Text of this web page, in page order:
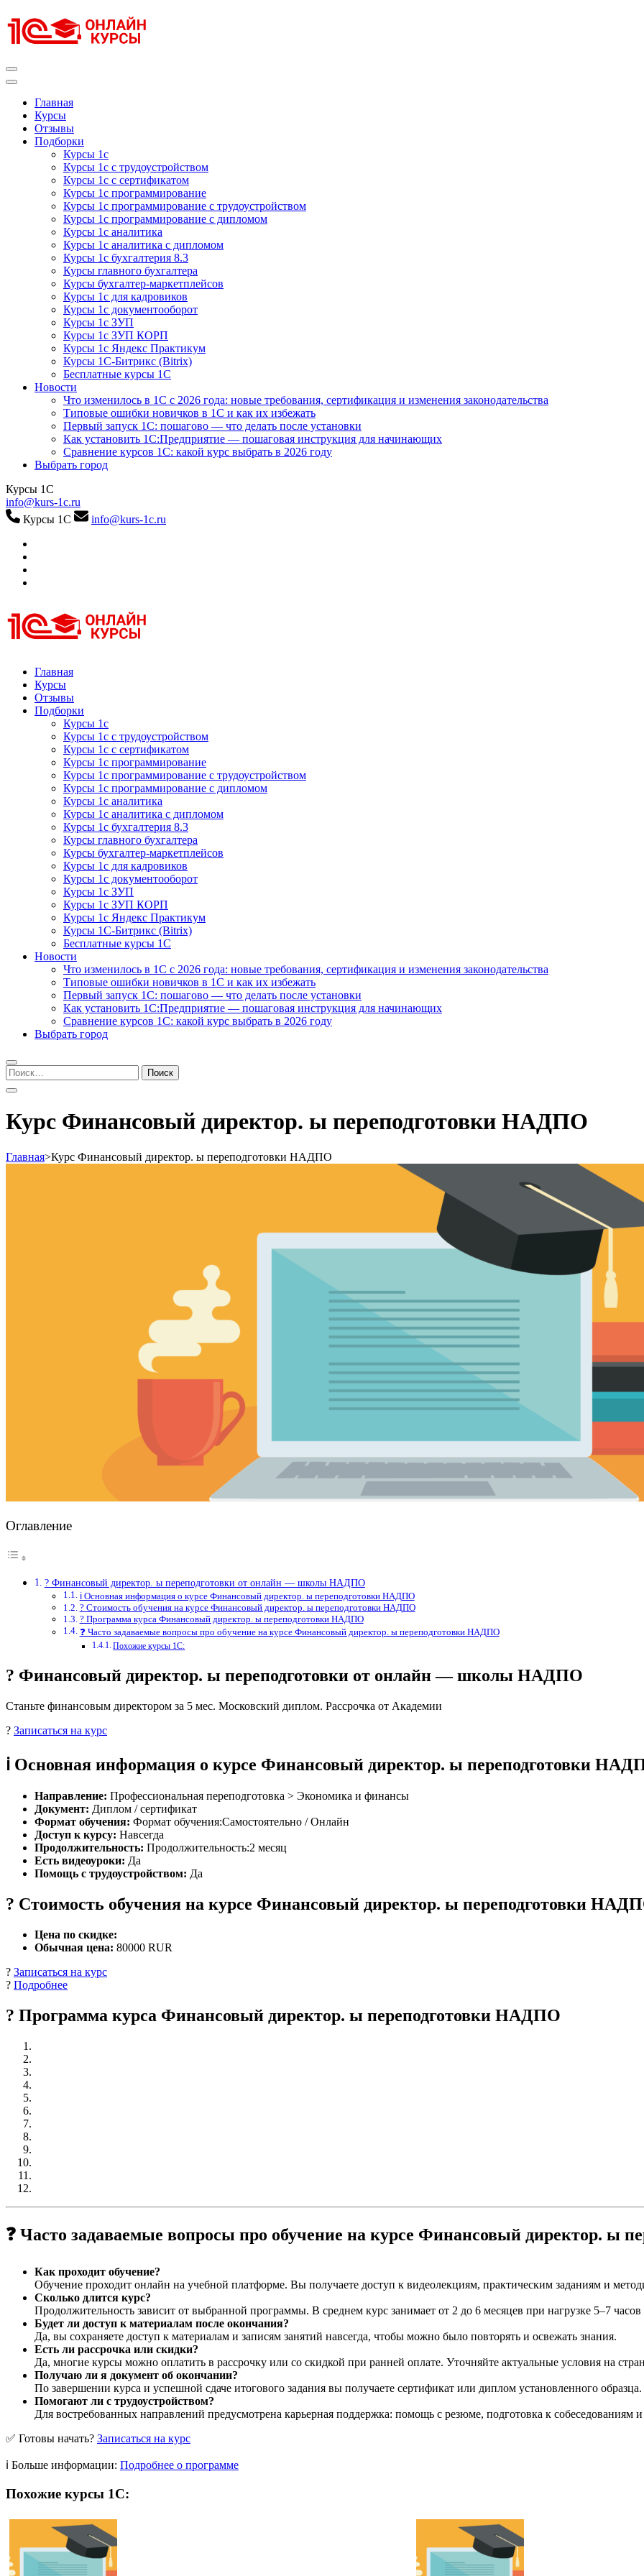
к
содержимому
Главная
Курсы
Отзывы
Подборки
Курсы 1с
Курсы 1с с трудоустройством
Курсы 1с с сертификатом
Курсы 1с программирование
Курсы 1с программирование с трудоустройством
Курсы 1с программирование с дипломом
Курсы 1с аналитика
Курсы 1с аналитика с дипломом
Курсы 1с бухгалтерия 8.3
Курсы главного бухгалтера
Курсы бухгалтер-маркетплейсов
Курсы 1с для кадровиков
Курсы 1с документооборот
Курсы 1с ЗУП
Курсы 1с ЗУП КОРП
Курсы 1с Яндекс Практикум
Курсы 1С-Битрикс (Bitrix)
Бесплатные курсы 1С
Новости
Что изменилось в 1С с 2026 года: новые требования, сертификация и изменения законодательства
Типовые ошибки новичков в 1С и как их избежать
Первый запуск 1С: пошагово — что делать после установки
Как установить 1С:Предприятие — пошаговая инструкция для начинающих
Сравнение курсов 1С: какой курс выбрать в 2026 году
Выбрать город
Курсы 1С
info@kurs-1c.ru
Курсы 1С
info@kurs-1c.ru
Курсы 1С
Курсы 1С официальная сертификация
Главная
Курсы
Отзывы
Подборки
Курсы 1с
Курсы 1с с трудоустройством
Курсы 1с с сертификатом
Курсы 1с программирование
Курсы 1с программирование с трудоустройством
Курсы 1с программирование с дипломом
Курсы 1с аналитика
Курсы 1с аналитика с дипломом
Курсы 1с бухгалтерия 8.3
Курсы главного бухгалтера
Курсы бухгалтер-маркетплейсов
Курсы 1с для кадровиков
Курсы 1с документооборот
Курсы 1с ЗУП
Курсы 1с ЗУП КОРП
Курсы 1с Яндекс Практикум
Курсы 1С-Битрикс (Bitrix)
Бесплатные курсы 1С
Новости
Что изменилось в 1С с 2026 года: новые требования, сертификация и изменения законодательства
Типовые ошибки новичков в 1С и как их избежать
Первый запуск 1С: пошагово — что делать после установки
Как установить 1С:Предприятие — пошаговая инструкция для начинающих
Сравнение курсов 1С: какой курс выбрать в 2026 году
Выбрать город
Найти:
Курс Финансовый директор. ы переподготовки НАДПО
Главная>Курс Финансовый директор. ы переподготовки НАДПО
Оглавление
? Финансовый директор. ы переподготовки от онлайн — школы НАДПО
ℹ️ Основная информация о курсе Финансовый директор. ы переподготовки НАДПО
? Стоимость обучения на курсе Финансовый директор. ы переподготовки НАДПО
? Программа курса Финансовый директор. ы переподготовки НАДПО
❓ Часто задаваемые вопросы про обучение на курсе Финансовый директор. ы переподготовки НАДПО
Похожие курсы 1С:
? Финансовый директор. ы переподготовки от онлайн — школы НАДПО
Станьте финансовым директором за 5 мес. Московский диплом. Рассрочка от Академии
? Записаться на курс
ℹ️ Основная информация о курсе Финансовый директор. ы переподготовки
Направление: Профессиональная переподготовка > Экономика и финансы
Документ: Диплом / сертификат
Формат обучения: Формат обучения:Самостоятельно / Онлайн
Доступ к курсу: Навсегда
Продолжительность: Продолжительность:2 месяц
Есть видеоуроки: Да
Помощь с трудоустройством: Да
? Стоимость обучения на курсе Финансовый директор. ы переподготовки
Цена по скидке:
Обычная цена: 80000 RUR
? Записаться на курс
? Подробнее
? Программа курса Финансовый директор. ы переподготовки НАДПО
❓ Часто задаваемые вопросы про обучение на курсе Финансовый директор. ы
Как проходит обучение?
Обучение проходит онлайн на учебной платформе. Вы получаете доступ к видеолекциям, практическим заданиям и
Сколько длится курс?
Продолжительность зависит от выбранной программы. В среднем курс занимает от 2 до 6 месяцев при нагрузке 5–7
Будет ли доступ к материалам после окончания?
Да, вы сохраняете доступ к материалам и записям занятий навсегда, чтобы можно было повторять и освежать знания.
Есть ли рассрочка или скидки?
Да, многие курсы можно оплатить в рассрочку или со скидкой при ранней оплате. Уточняйте актуальные условия на
Получаю ли я документ об окончании?
По завершении курса и успешной сдаче итогового задания вы получаете сертификат или диплом установленного образца.
Помогают ли с трудоустройством?
Для востребованных направлений предусмотрена карьерная поддержка: помощь с резюме, подготовка к собеседованиям
✅ Готовы начать? Записаться на курс
ℹ️ Больше информации: Подробнее о программе
Похожие курсы 1С: